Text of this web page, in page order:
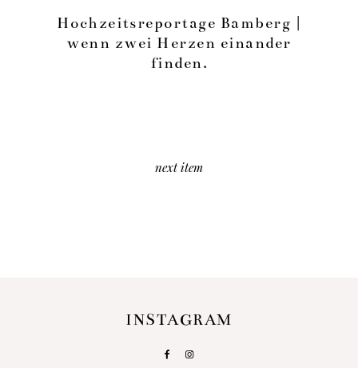
next item
Hochzeitsreportage Bamberg |
wenn zwei Herzen einander
finden.
INSTAGRAM